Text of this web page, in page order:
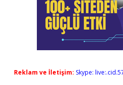
Reklam ve İletişim: Skype: